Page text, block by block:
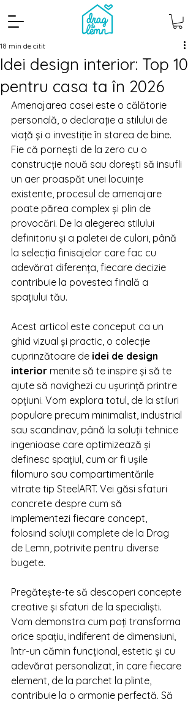
Idei design interior: Top 10
pentru casa ta în 2026
18 min de citit
Amenajarea casei este o călătorie
personală, o declarație a stilului de
viață și o investiție în starea de bine.
Fie că pornești de la zero cu o
construcție nouă sau dorești să insufli
un aer proaspăt unei locuințe
existente, procesul de amenajare
poate părea complex și plin de
provocări. De la alegerea stilului
definitoriu și a paletei de culori, până
la selecția finisajelor care fac cu
adevărat diferența, fiecare decizie
contribuie la povestea finală a
spațiului tău.
Acest articol este conceput ca un
ghid vizual și practic, o colecție
cuprinzătoare de idei de design
interior menite să te inspire și să te
ajute să navighezi cu ușurință printre
opțiuni. Vom explora totul, de la stiluri
populare precum minimalist, industrial
sau scandinav, până la soluții tehnice
ingenioase care optimizează și
definesc spațiul, cum ar fi ușile
filomuro sau compartimentările
vitrate tip SteelART. Vei găsi sfaturi
concrete despre cum să
implementezi fiecare concept,
folosind soluții complete de la Drag
de Lemn, potrivite pentru diverse
bugete.
Pregătește-te să descoperi concepte
creative și sfaturi de la specialiști.
Vom demonstra cum poți transforma
orice spațiu, indiferent de dimensiuni,
într-un cămin funcțional, estetic și cu
adevărat personalizat, în care fiecare
element, de la parchet la plinte,
contribuie la o armonie perfectă. Să